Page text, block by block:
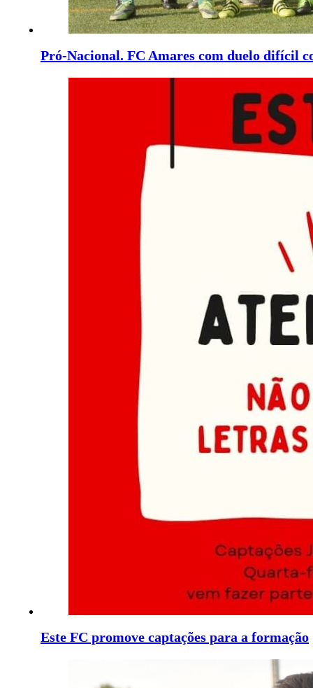
Pró-Nacional. FC Amares com duelo difícil
Este FC promove captações para a formação